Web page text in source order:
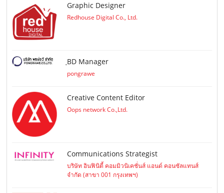
Graphic Designer
Redhouse Digital Co., Ltd.
ฺBD Manager
pongrawe
Creative Content Editor
Oops network Co.,Ltd.
Communications Strategist
บริษัท อินฟินิตี้ คอมมิวนิเคชั่นส์ แอนด์ คอนซัลแทนส์
จำกัด (สาขา 001 กรุงเทพฯ)